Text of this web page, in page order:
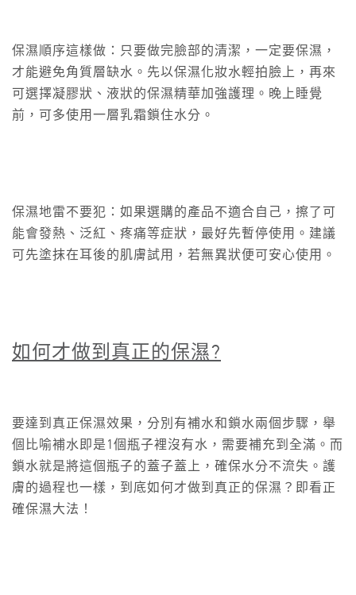
保濕順序這樣做：只要做完臉部的清潔，一定要保濕，
才能避免角質層缺水。先以保濕化妝水輕拍臉上，再來
可選擇凝膠狀、液狀的保濕精華加強護理。晚上睡覺
前，可多使用一層乳霜鎖住水分。
保濕地雷不要犯：如果選購的產品不適合自己，擦了可
能會發熱、泛紅、疼痛等症狀，最好先暫停使用。建議
可先塗抹在耳後的肌膚試用，若無異狀便可安心使用。
如何才做到真正的保濕?
要達到真正保濕效果，分別有補水和鎖水兩個步驟，舉
個比喻補水即是1個瓶子裡沒有水，需要補充到全滿。而
鎖水就是將這個瓶子的蓋子蓋上，確保水分不流失。護
膚的過程也一樣，到底如何才做到真正的保濕？即看正
確保濕大法！